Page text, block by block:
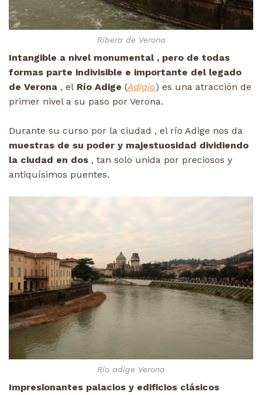
Ribera de Verona
Intangible a nivel monumental , pero de todas
formas parte indivisible e importante del legado
de Verona , el Río Adige (Adigio) es una atracción de
primer nivel a su paso por Verona.
Durante su curso por la ciudad , el río Adige nos da
muestras de su poder y majestuosidad dividiendo
la ciudad en dos , tan solo unida por preciosos y
antiquísimos puentes.
Río adige Verona
Impresionantes palacios y edificios clásicos